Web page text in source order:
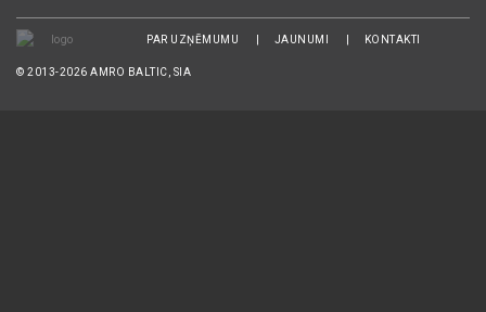
PAR UZŅĒMUMU JAUNUMI KONTAKTI
© 2013-2026 AMRO BALTIC, SIA